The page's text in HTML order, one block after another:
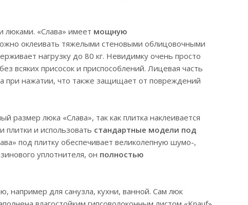
люками. «Слава» имеет мощную
оклеивать тяжелыми стеновыми облицовочными
нагрузку до 80 кг. Невидимку очень просто
всяких присосок и приспособлений. Лицевая часть
при нажатии, что также защищает от повреждений
размер люка «Слава», так как плитка наклеивается
плитки и использовать стандартные модели под
под плитку обеспечивает великолепную шумо-,
уплотнителя, он полностью
например для санузла, кухни, ванной. Сам люк